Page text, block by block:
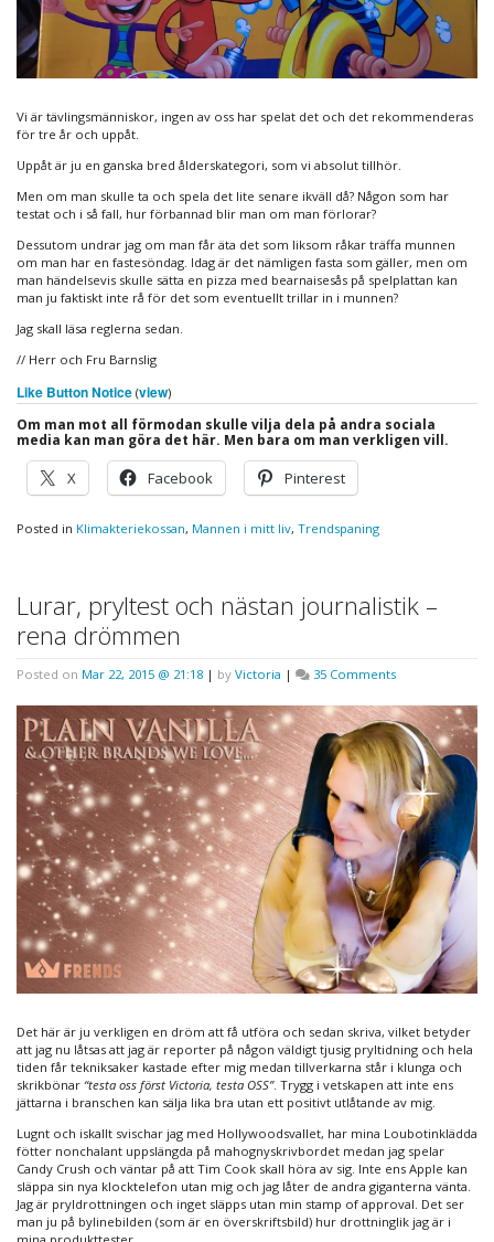
Vi är tävlingsmänniskor, ingen av oss har spelat det och det rekommenderas
för tre år och uppåt.
Uppåt är ju en ganska bred ålderskategori, som vi absolut tillhör.
Men om man skulle ta och spela det lite senare ikväll då? Någon som har
testat och i så fall, hur förbannad blir man om man förlorar?
Dessutom undrar jag om man får äta det som liksom råkar träffa munnen
om man har en fastesöndag. Idag är det nämligen fasta som gäller, men om
man händelsevis skulle sätta en pizza med bearnaisesås på spelplattan kan
man ju faktiskt inte rå för det som eventuellt trillar in i munnen?
Jag skall läsa reglerna sedan.
// Herr och Fru Barnslig
Like Button Notice (view)
Om man mot all förmodan skulle vilja dela på andra sociala
media kan man göra det här. Men bara om man verkligen vill.
X Facebook Pinterest
Posted in Klimakteriekossan, Mannen i mitt liv, Trendspaning
Lurar, pryltest och nästan journalistik –
rena drömmen
Posted on Mar 22, 2015 @ 21:18 | by Victoria | 35 Commentson
pryltest
och
nästan
journalistik
–
rena
drömmen
Det här är ju verkligen en dröm att få utföra och sedan skriva, vilket betyder
att jag nu låtsas att jag är reporter på någon väldigt tjusig pryltidning och hela
tiden får tekniksaker kastade efter mig medan tillverkarna står i klunga och
skrikbönar “testa oss först Victoria, testa OSS”. Trygg i vetskapen att inte ens
jättarna i branschen kan sälja lika bra utan ett positivt utlåtande av mig.
Lugnt och iskallt svischar jag med Hollywoodsvallet, har mina Loubotinklädda
fötter nonchalant uppslängda på mahognyskrivbordet medan jag spelar
Candy Crush och väntar på att Tim Cook skall höra av sig. Inte ens Apple kan
släppa sin nya klocktelefon utan mig och jag låter de andra giganterna vänta.
Jag är pryldrottningen och inget släpps utan min stamp of approval. Det ser
man ju på bylinebilden (som är en överskriftsbild) hur drottninglik jag är i